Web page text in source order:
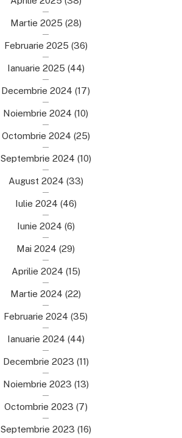
Martie 2025 (28)
Februarie 2025 (36)
Ianuarie 2025 (44)
Decembrie 2024 (17)
Noiembrie 2024 (10)
Octombrie 2024 (25)
Septembrie 2024 (10)
August 2024 (33)
Iulie 2024 (46)
Iunie 2024 (6)
Mai 2024 (29)
Aprilie 2024 (15)
Martie 2024 (22)
Februarie 2024 (35)
Ianuarie 2024 (44)
Decembrie 2023 (11)
Noiembrie 2023 (13)
Octombrie 2023 (7)
Septembrie 2023 (16)